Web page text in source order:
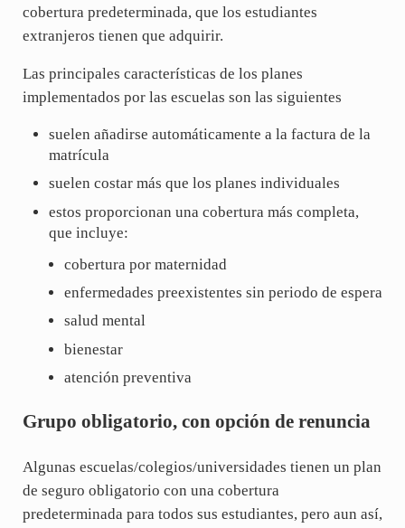
cobertura predeterminada, que los estudiantes
extranjeros tienen que adquirir.
Las principales características de los planes
implementados por las escuelas son las siguientes
suelen añadirse automáticamente a la factura de la
matrícula
suelen costar más que los planes individuales
estos proporcionan una cobertura más completa,
que incluye:
cobertura por maternidad
enfermedades preexistentes sin periodo de espera
salud mental
bienestar
atención preventiva
Grupo obligatorio, con opción de renuncia
Algunas escuelas/colegios/universidades tienen un plan
de seguro obligatorio con una cobertura
predeterminada para todos sus estudiantes, pero aun así,